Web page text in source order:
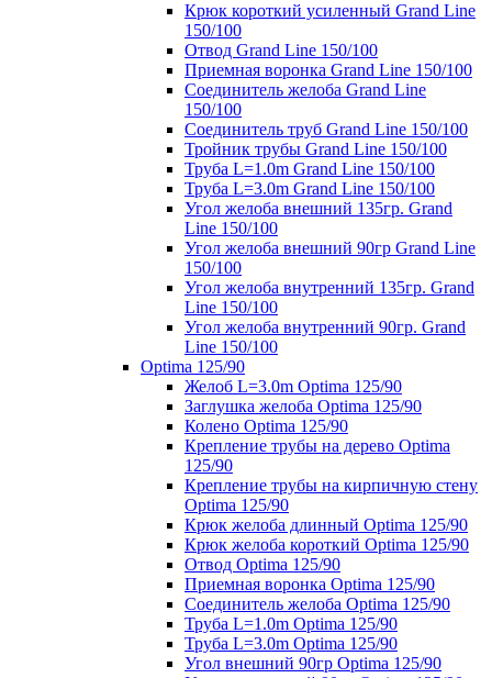
Крюк короткий усиленный Grand Line
150/100
Отвод Grand Line 150/100
Приемная воронка Grand Line 150/100
Соединитель желоба Grand Line
150/100
Соединитель труб Grand Line 150/100
Тройник трубы Grand Line 150/100
Труба L=1.0m Grand Line 150/100
Труба L=3.0m Grand Line 150/100
Угол желоба внешний 135гр. Grand
Line 150/100
Угол желоба внешний 90гр Grand Line
150/100
Угол желоба внутренний 135гр. Grand
Line 150/100
Угол желоба внутренний 90гр. Grand
Line 150/100
Optima 125/90
Желоб L=3.0m Optima 125/90
Заглушка желоба Optima 125/90
Колено Optima 125/90
Крепление трубы на дерево Optima
125/90
Крепление трубы на кирпичную стену
Optima 125/90
Крюк желоба длинный Optima 125/90
Крюк желоба короткий Optima 125/90
Отвод Optima 125/90
Приемная воронка Optima 125/90
Соединитель желоба Optima 125/90
Труба L=1.0m Optima 125/90
Труба L=3.0m Optima 125/90
Угол внешний 90гр Optima 125/90